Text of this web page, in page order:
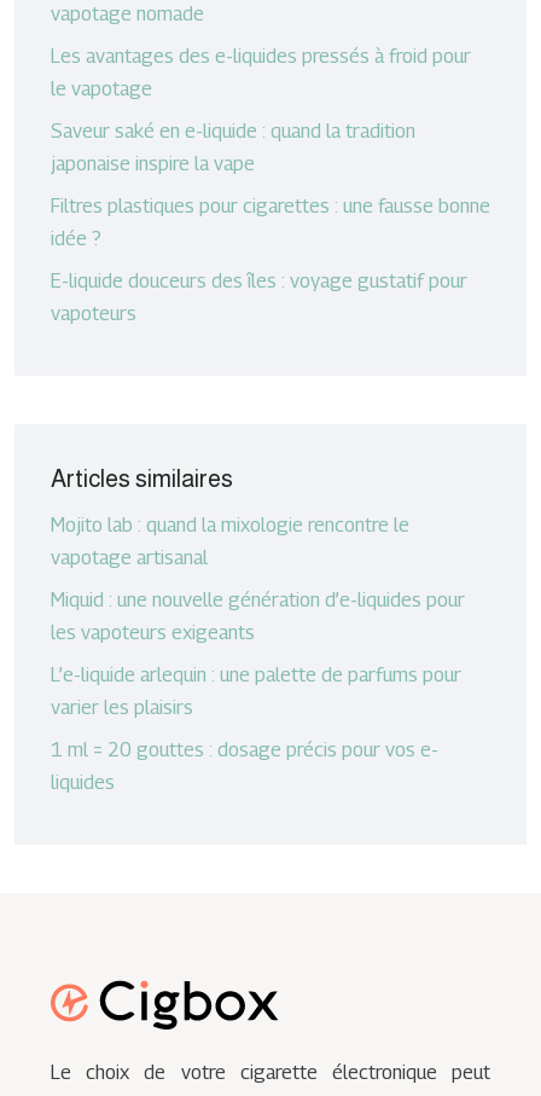
vapotage nomade
Les avantages des e-liquides pressés à froid pour
le vapotage
Saveur saké en e-liquide : quand la tradition
japonaise inspire la vape
Filtres plastiques pour cigarettes : une fausse bonne
idée ?
E-liquide douceurs des îles : voyage gustatif pour
vapoteurs
Articles similaires
Mojito lab : quand la mixologie rencontre le
vapotage artisanal
Miquid : une nouvelle génération d’e-liquides pour
les vapoteurs exigeants
L’e-liquide arlequin : une palette de parfums pour
varier les plaisirs
1 ml = 20 gouttes : dosage précis pour vos e-
liquides
Le choix de votre cigarette électronique peut